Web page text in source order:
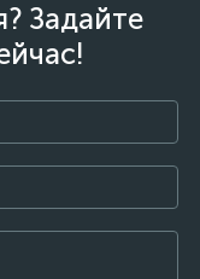
Задайте